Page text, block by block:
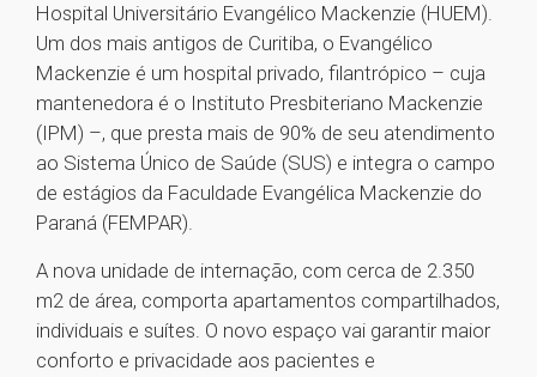
Hospital Universitário Evangélico Mackenzie (HUEM).
Um dos mais antigos de Curitiba, o Evangélico
Mackenzie é um hospital privado, filantrópico – cuja
mantenedora é o Instituto Presbiteriano Mackenzie
(IPM) –, que presta mais de 90% de seu atendimento
ao Sistema Único de Saúde (SUS) e integra o campo
de estágios da Faculdade Evangélica Mackenzie do
Paraná (FEMPAR).
A nova unidade de internação, com cerca de 2.350
m2 de área, comporta apartamentos compartilhados,
individuais e suítes. O novo espaço vai garantir maior
conforto e privacidade aos pacientes e